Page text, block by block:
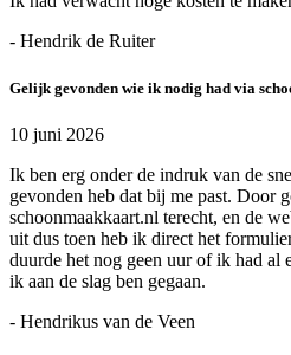
- Hendrik de Ruiter
Gelijk gevonden wie ik nodig had via
10 juni 2026
Ik ben erg onder de indruk van de
gevonden heb dat bij me past. Door
schoonmaakkaart.nl terecht, en de
uit dus toen heb ik direct het
duurde het nog geen uur of ik had al
ik aan de slag ben gegaan.
- Hendrikus van de Veen